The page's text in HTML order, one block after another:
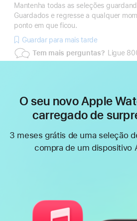
Mantenha todas as seleções
Guardados e regresse a qualquer
ponto em que ficou.
Guardar para mais tarde
Tem mais perguntas?
Ligue
O seu novo Apple
carregado de
3 meses grátis de uma seleção
compra de um dispositivo